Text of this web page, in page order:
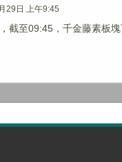
29日 上午9:45
截至09:45，千金藤素板